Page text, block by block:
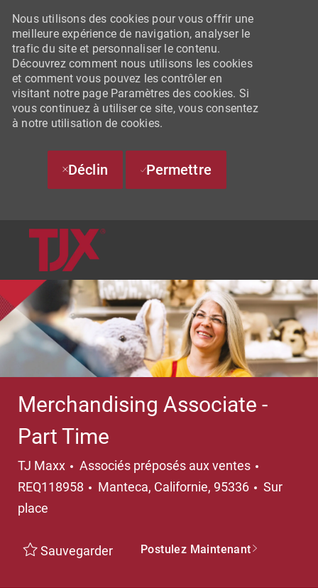
SKIP TO MAIN CONTENT
Nous utilisons des cookies pour vous offrir une
meilleure expérience de navigation, analyser le
trafic du site et personnaliser le contenu.
Découvrez comment nous utilisons les cookies
et comment vous pouvez les contrôler en
visitant notre page Paramètres des cookies. Si
vous continuez à utiliser ce site, vous consentez
à notre utilisation de cookies.
Déclin Permettre
Merchandising Associate -
Part Time
TJ Maxx Catégorie
Associés préposés aux ventes
REQ118958
Emplacement
Manteca, Californie, 95336
Sur
place
Sauvegarder Postulez Maintenant